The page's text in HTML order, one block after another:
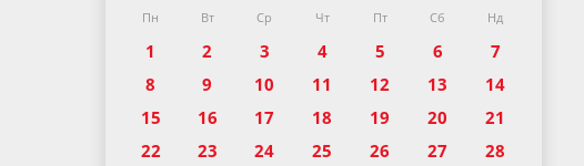
Пн Вт Ср Чт Пт Сб Нд
1 2 3 4 5 6
7
8
9 10 11 12 13
14
15
16 17 18 19 20
21
22
23 24 25 26 27
28